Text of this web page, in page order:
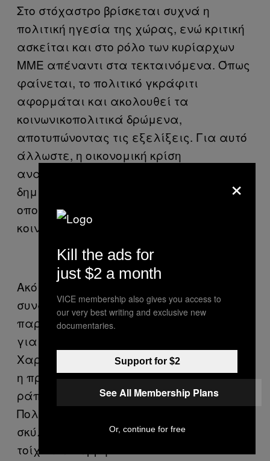
Στο στόχαστρο βρίσκεται συχνά η
πολιτική ηγεσία της χώρας, ενώ κριτική
ασκείται και στο ρόλο των κυρίαρχων
ΜΜΕ απέναντι στα τεκταινόμενα. Όπως
φαίνεται, το πολιτικό γκράφιτι
αφορμάται και ακολουθεί τα
κοινωνικοπολιτικά δρώμενα,
αποτυπώνοντας τις εξελίξεις. Για αυτό
άλλωστε, η οικονομική κρίση
αναζωπύρωσε το βάψιμο στους τοίχους,
δημιουργώντας ένα καινούριο κύμα, το
οποίο θίγει και εμπνέεται από τα νέα
κοινωνικά προβλήματα που προέκυψαν.
Ακόμη, στους τοίχους μπορεί κανείς να
συναντήσει και εικόνες που
παραπέμπουν σε περιόδους- σταθμούς
για τα πολιτικά δρώμενα της χώρας.
Χαρακτηριστικό παράδειγμα αποτελεί
η προσωπογραφία του αντιφασίστα
ράπερ Παύλου Φύσσα, στον τοίχο του
Πολυτεχνείου, αλλά και του διάσημου
σκύλου- διαδηλωτή Λουκάνικου σε έναν
τοίχο του Ψυρρή.
×
Kill the ads for
just $2 a month
VICE membership also gives you access to
our very best writing and exclusive new
documentaries.
Support for $2
See All Membership Plans
Or, continue for free